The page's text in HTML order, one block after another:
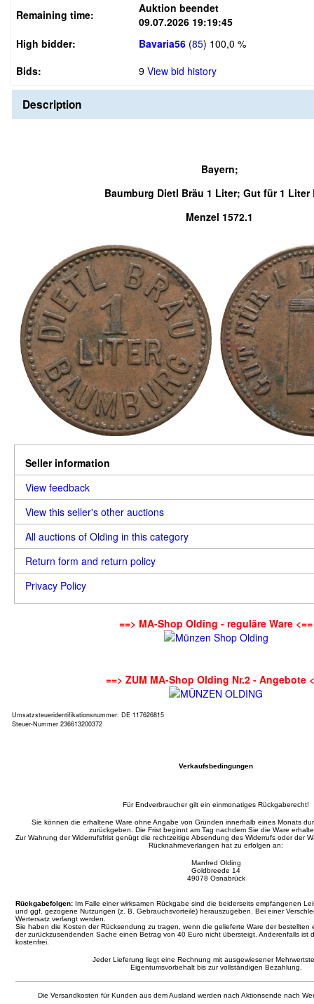
Remaining time:
Auktion beendet
09.07.2026 19:19:45
High bidder:
Bavaria56 (85) 100,0 %
Bids:
9 View bid history
Description
Bayern;
Baumburg Dietl Bräu 1 Liter; Gut für 1 Liter
Menzel 1572.1
Seller information
View feedback
View this seller's other auctions
All auctions of Olding in this category
Return form and return policy
Privacy Policy
==> MA-Shop Olding - reguläre Ware <==
==> ZUM MA-Shop Olding Nr.2 - Angebote
Umsatzsteueridentifikationsnummer: DE 117626815
Steuer-Nummer 236613200372
Verkaufsbedingungen
Für Endverbraucher gilt ein einmonatiges Rückgaberecht!
Sie können die erhaltene Ware ohne Angabe von Gründen innerhalb eines Monats
zurückgeben. Die Frist beginnt am Tag nachdem Sie die Ware
Zur Wahrung der Widerrufsfrist genügt die rechtzeitige Absendung des Widerrufs oder der
Rücknahmeverlangen hat zu erfolgen an:
Manfred Olding
Goldbreede 14
49078 Osnabrück
Rückgabefolgen: Im Falle einer wirksamen Rückgabe sind die beiderseits empfangenen
und ggf. gezogene Nutzungen (z. B. Gebrauchsvorteile) herauszugeben. Bei einer
Wertersatz verlangt werden.
Sie haben die Kosten der Rücksendung zu tragen, wenn die gelieferte Ware der bestellten
der zurückzusendenden Sache einen Betrag von 40 Euro nicht übersteigt. Anderenfalls ist
kostenfrei.
Jeder Lieferung liegt eine Rechnung mit ausgewiesener
Eigentumsvorbehalt bis zur vollständigen Bezahlung.
Die Versandkosten für Kunden aus dem Ausland werden nach Aktionsende nach